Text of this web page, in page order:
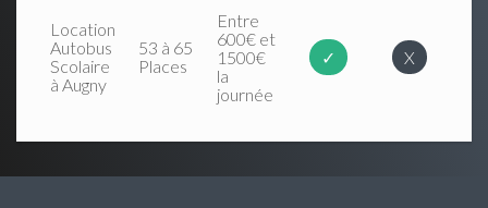
Location
Autobus
Scolaire
à Augny
53 à 65
Places
Entre
600€ et
1500€
la
journée
✓ X